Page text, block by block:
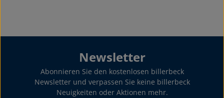
Newsletter
Abonnieren Sie den kostenlosen billerbeck
Newsletter und verpassen Sie keine billerbeck
Neuigkeiten oder Aktionen mehr.